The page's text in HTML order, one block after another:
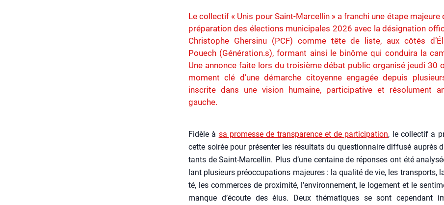
Le collectif « Unis pour Saint-Marcellin » a franchi une étape majeure
préparation des élections municipales 2026 avec la désignation
Christophe Ghersinu (PCF) comme tête de liste, aux côtés
Pouech (Génération.s), formant ainsi le binôme qui conduira la
Une annonce faite lors du troisième débat public organisé jeudi 30
moment clé d’une démarche citoyenne engagée depuis
inscrite dans une vision humaine, participative et résolument
gauche.
Fidèle à sa pro­messe de trans­pa­rence et de par­ti­ci­pa­tion, le col­lec­tif a
cette soi­rée pour pré­sen­ter les résul­tats du ques­tion­naire dif­fu­sé auprès
tants de Saint-Mar­cel­lin. Plus d’une cen­taine de réponses ont été
lant plu­sieurs pré­oc­cu­pa­tions majeures : la qua­li­té de vie, les trans­ports,
té, les com­merces de proxi­mi­té, l’environnement, le loge­ment et le
manque d’écoute des élus. Deux thé­ma­tiques se sont cepen­dant